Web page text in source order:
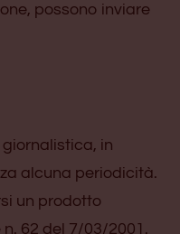
possono inviare
in
alcuna periodicità.
un prodotto
62 del 7/03/2001.